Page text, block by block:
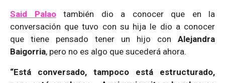
Said Palaotambién dio a conocer que en la
conversación que tuvo con su hija le dio a conocer
que tiene pensado tener un hijo con Alejandra
Baigorria, pero no es algo que sucederá ahora.
“Está conversado, tampoco está estructurado,